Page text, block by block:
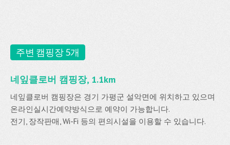
주변 캠핑장 5개
네잎클로버 캠핑장, 1.1km
네잎클로버 캠핑장은 경기 가평군 설악면에 위치하고 있으며
온라인실시간예약방식으로 예약이 가능합니다.
전기, 장작판매, Wi-Fi 등의 편의시설을 이용할 수 있습니다.